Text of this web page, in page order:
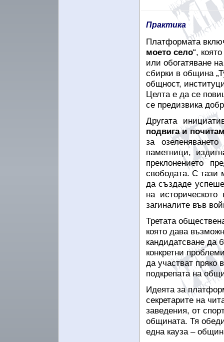
Практика
Платформата
моето село“,
или обогатяване
сбирки в община
общност,
Целта е да се
се предизвика
Другата
подвига и
за
паметници,
преклонението
свободата. С тази
да създаде
на
загиналите във
Третата
която дава
кандидатсване да
конкретни
да участват пряко
подкрепата на
Идеята за
секретарите на
заведения, от
общината. Тя
една кауза –